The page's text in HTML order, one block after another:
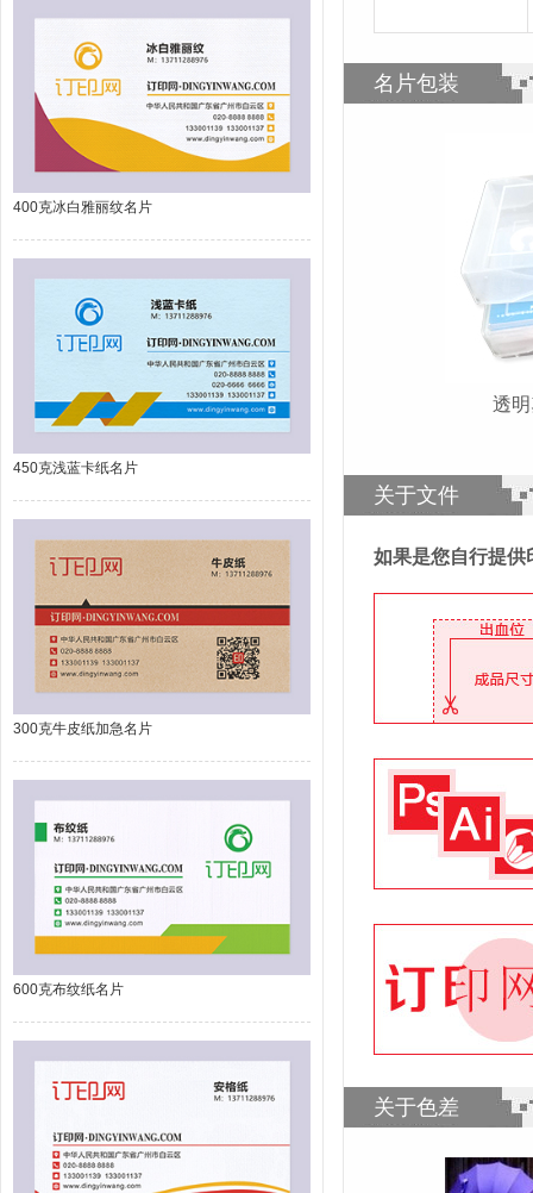
400克冰白雅丽纹名片
450克浅蓝卡纸名片
300克牛皮纸加急名片
600克布纹纸名片
名片包装
关于文件
如果是您自行提供
关于色差